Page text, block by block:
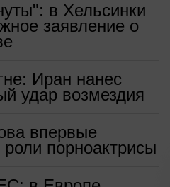
в Хельсинки
заявление о
Иран нанес
удар возмездия
впервые
порноактрисы